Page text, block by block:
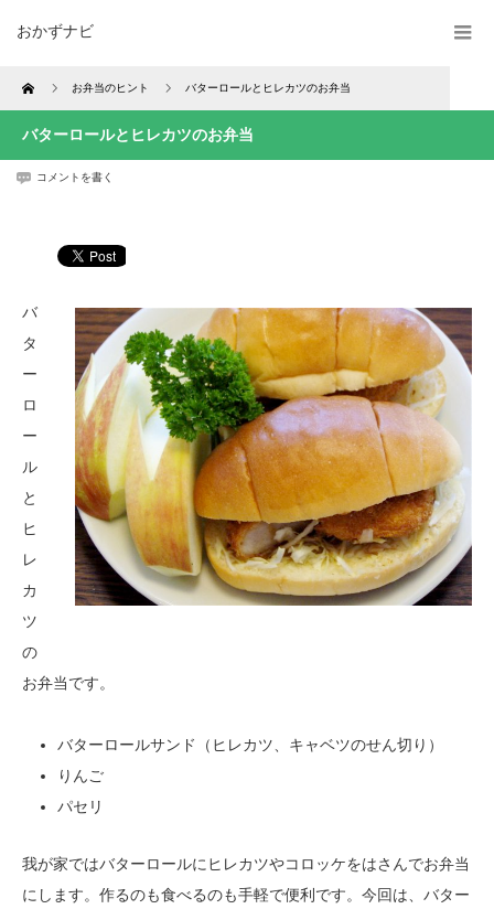
おかずナビ
Home お弁当のヒント バターロールとヒレカツのお弁当
バターロールとヒレカツのお弁当
コメントを書く
バ
タ
ー
ロ
ー
ル
と
ヒ
レ
カ
ツ
の
お弁当です。
バターロールサンド（ヒレカツ、キャベツのせん切り）
りんご
パセリ
我が家ではバターロールにヒレカツやコロッケをはさんでお弁当
にします。作るのも食べるのも手軽で便利です。今回は、バター